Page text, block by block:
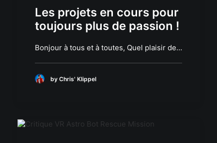
Les projets en cours pour
toujours plus de passion !
Bonjour à tous et à toutes, Quel plaisir de…
by Chris' Klippel